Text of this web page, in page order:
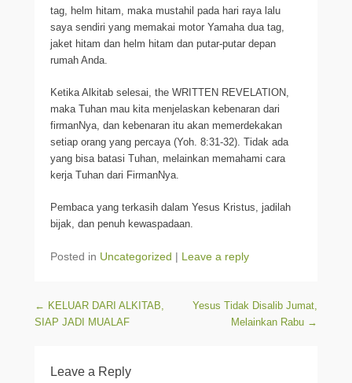
tag, helm hitam, maka mustahil pada hari raya lalu
saya sendiri yang memakai motor Yamaha dua tag,
jaket hitam dan helm hitam dan putar-putar depan
rumah Anda.
Ketika Alkitab selesai, the WRITTEN REVELATION,
maka Tuhan mau kita menjelaskan kebenaran dari
firmanNya, dan kebenaran itu akan memerdekakan
setiap orang yang percaya (Yoh. 8:31-32). Tidak ada
yang bisa batasi Tuhan, melainkan memahami cara
kerja Tuhan dari FirmanNya.
Pembaca yang terkasih dalam Yesus Kristus, jadilah
bijak, dan penuh kewaspadaan.
Posted in Uncategorized | Leave a reply
Post navigation
← KELUAR DARI ALKITAB,
SIAP JADI MUALAF
Yesus Tidak Disalib Jumat,
Melainkan Rabu →
Leave a Reply